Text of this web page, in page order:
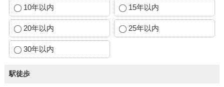
10年以内 15年以内
20年以内 25年以内
30年以内
駅徒歩